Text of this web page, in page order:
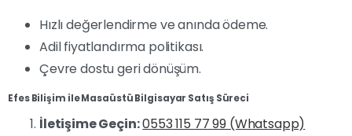
Hızlı değerlendirme ve anında ödeme.
Adil fiyatlandırma politikası.
Çevre dostu geri dönüşüm.
Efes Bilişim ile Masaüstü Bilgisayar Satış Süreci
İletişime Geçin:0553 115 77 99 (Whatsapp)